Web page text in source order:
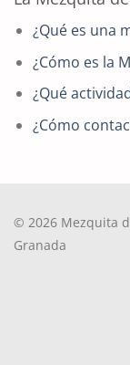
¿Qué es una
¿Cómo es la
¿Qué
¿Cómo
© 2026 Mezquita
Granada